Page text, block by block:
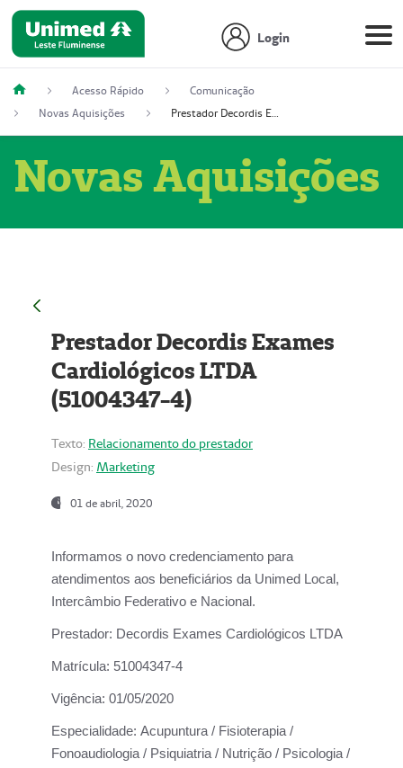
Login
Acesso Rápido
Comunicação
Novas Aquisições
Prestador Decordis Exames Cardiológicos LTDA (51004347-4)
Novas Aquisições
Prestador Decordis Exames
Cardiológicos LTDA
(51004347-4)
Texto: Relacionamento do prestador
Design: Marketing
01 de abril, 2020
Informamos o novo credenciamento para
atendimentos aos beneficiários da Unimed Local,
Intercâmbio Federativo e Nacional.
Prestador: Decordis Exames Cardiológicos LTDA
Matrícula: 51004347-4
Vigência: 01/05/2020
Especialidade: Acupuntura / Fisioterapia /
Fonoaudiologia / Psiquiatria / Nutrição / Psicologia /